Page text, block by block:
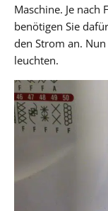
Maschine. Je
benötigen Sie
den Strom an.
leuchten.